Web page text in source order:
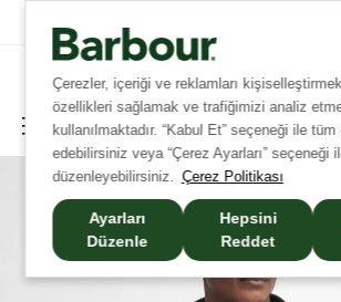
Çerezler, içeriği ve reklamları
özellikleri sağlamak ve trafiğimizi analiz
kullanılmaktadır. “Kabul Et” seçeneği ile
edebilirsiniz veya “Çerez Ayarları” seçeneği
düzenleyebilirsiniz. Çerez Politikası
Ayarları
Düzenle
Hepsini
Reddet